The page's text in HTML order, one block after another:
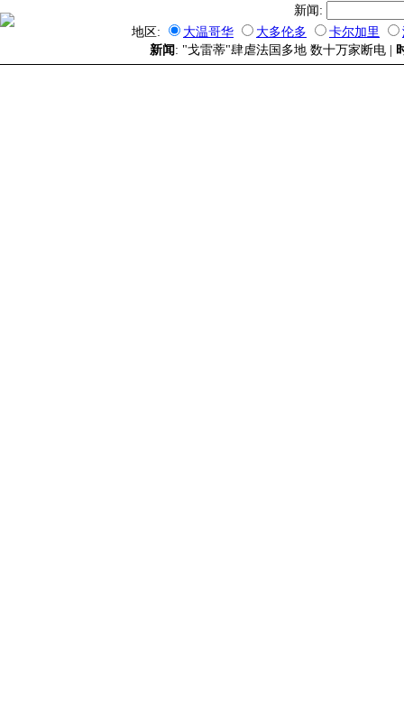
新闻:
地区:
大温哥华 大多伦多 卡尔加里
新闻 : "戈雷蒂"肆虐法国多地 数十万家断电 |